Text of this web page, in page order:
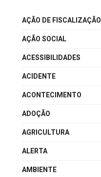
AÇÃO DE FISCALIZAÇÃO
AÇÃO SOCIAL
ACESSIBILIDADES
ACIDENTE
ACONTECIMENTO
ADOÇÃO
AGRICULTURA
ALERTA
AMBIENTE